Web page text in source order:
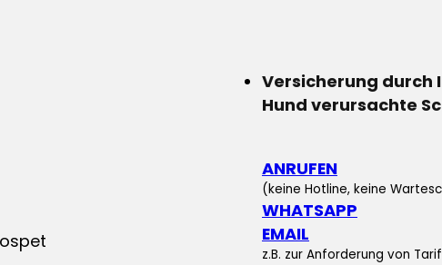
Versicherung durch
Hund verursachte
ANRUFEN
(keine Hotline, keine
WHATSAPP
EMAIL
z.B. zur Anforderung von